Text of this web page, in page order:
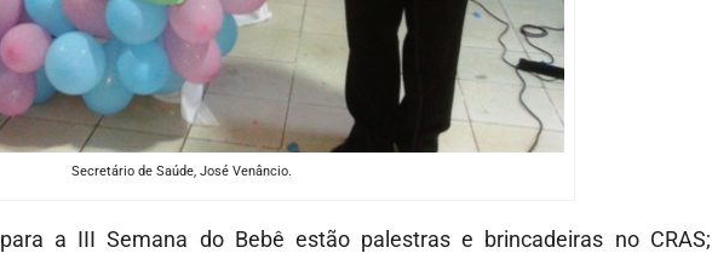
Secretário de Saúde, José Venâncio.
a III Semana do Bebê estão palestras e brincadeiras no CRAS;